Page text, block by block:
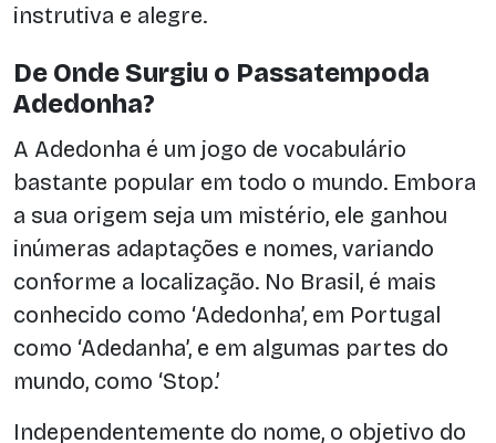
instrutiva e alegre.
De Onde Surgiu o Passatempoda
Adedonha?
A Adedonha é um jogo de vocabulário
bastante popular em todo o mundo. Embora
a sua origem seja um mistério, ele ganhou
inúmeras adaptações e nomes, variando
conforme a localização. No Brasil, é mais
conhecido como ‘Adedonha’, em Portugal
como ‘Adedanha’, e em algumas partes do
mundo, como ‘Stop.’
Independentemente do nome, o objetivo do